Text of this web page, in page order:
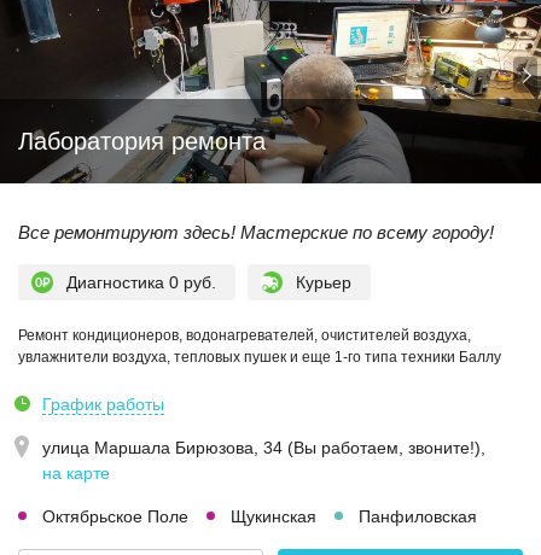
Лаборатория ремонта
Все ремонтируют здесь! Мастерские по всему городу!
Диагностика 0 руб. Курьер
Ремонт кондиционеров, водонагревателей, очистителей воздуха,
увлажнители воздуха, тепловых пушек и еще 1-го типа техники Баллу
График работы
улица Маршала Бирюзова, 34 (Вы работаем, звоните!)
на карте
Октябрьское Поле Щукинская Панфиловская